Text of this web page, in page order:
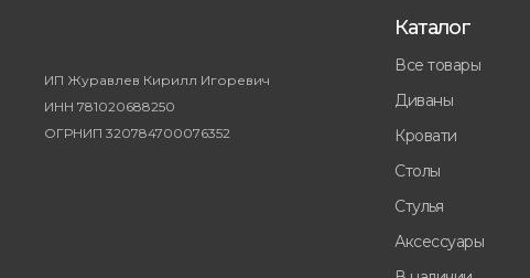
Все товары
Диваны
Кровати
Стулья
Столы
Аксессуары
Каталог
ИП Журавлев Кирилл Игоревич
ИНН 781020688250
ОГРНИП 320784700076352